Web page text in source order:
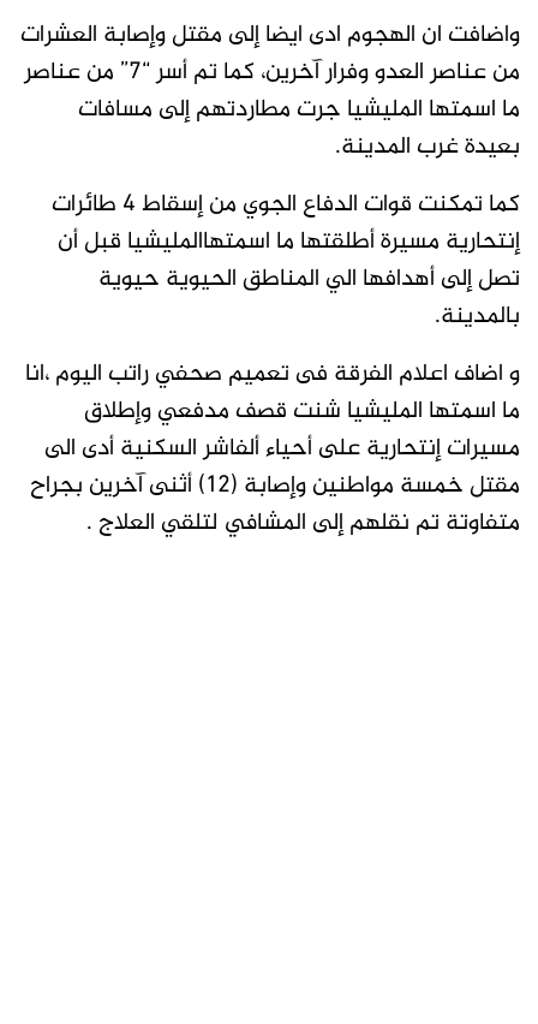
واضافت ان الهجوم ادى ايضا إلى مقتل وإصابة العشرات
من عناصر العدو وفرار آخرين، كما تم أسر “7” من عناصر
ما اسمتها المليشيا جرت مطاردتهم إلى مسافات
بعيدة غرب المدينة.
كما تمكنت قوات الدفاع الجوي من إسقاط 4 طائرات
إنتحارية مسيرة أطلقتها ما اسمتهاالمليشيا قبل أن
تصل إلى أهدافها الي المناطق الحيوية حيوية
بالمدينة.
و اضاف اعلام الفرقة فى تعميم صحفي راتب اليوم ،انا
ما اسمتها المليشيا شنت قصف مدفعي وإطلاق
مسيرات إنتحارية على أحياء ألفاشر السكنية أدى الى
مقتل خمسة مواطنين وإصابة (12) أثنى آخرين بجراح
متفاوتة تم نقلهم إلى المشافي لتلقي العلاج .